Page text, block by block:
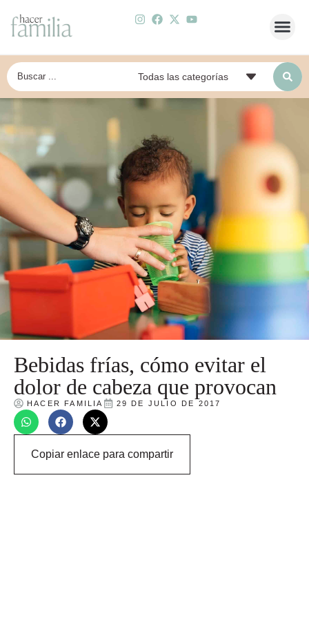
Bebidas frías, cómo evitar el
dolor de cabeza que provocan
HACER FAMILIA 29 DE JULIO DE 2017
Copiar enlace para compartir